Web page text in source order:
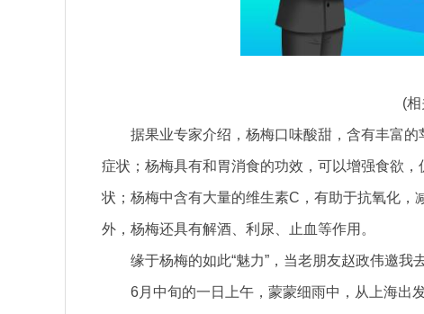
(
据果业专家介绍，杨梅口味酸甜，含有丰富
症状；杨梅具有和胃消食的功效，可以增强食欲
状；杨梅中含有大量的维生素C，有助于抗氧化
外，杨梅还具有解酒、利尿、止血等作用。
缘于杨梅的如此“魅力”，当老朋友赵政伟邀我
6月中旬的一日上午，蒙蒙细雨中，从上海出